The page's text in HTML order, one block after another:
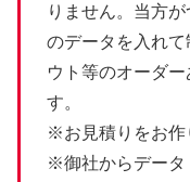
りません。当方
のデータを入れ
ウト等のオーダ
す。
※お見積りをお作
※御社からデータ